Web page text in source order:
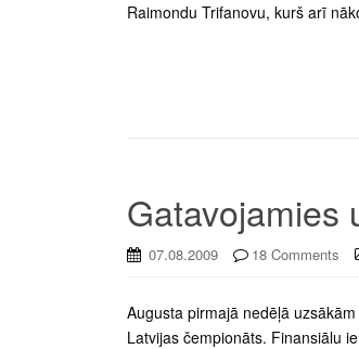
Raimondu Trifanovu, kurš arī
Gatavojamies
07.08.2009 18 Comments
Augusta pirmajā nedēļā
Latvijas čempionāts. Finansiālu